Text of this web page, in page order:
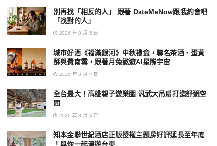
別再找「相反的人」 跟著 DateMeNow跟我約會吧
「找對的人」
2026 年 8 月 5 日
城市好酒《福滿銀河》中秋禮盒，聯名茶酒、蛋黃
酥與費南雪，跟著月兔遨遊AI星際宇宙
2026 年 8 月 4 日
全台最大！高雄親子遊樂園 汎武大吊扇打造舒適空
間
2026 年 8 月 4 日
知本金聯世紀酒店正版授權主題房好評延長至年底
！與你一起漫遊台東